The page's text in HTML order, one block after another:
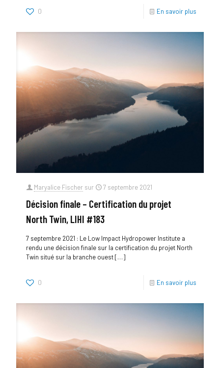
0 En savoir plus
Maryalice Fischer sur 7 septembre 2021
Décision finale – Certification du projet
North Twin, LIHI #183
7 septembre 2021 : Le Low Impact Hydropower Institute a
rendu une décision finale sur la certification du projet North
Twin situé sur la branche ouest[…]
0 En savoir plus